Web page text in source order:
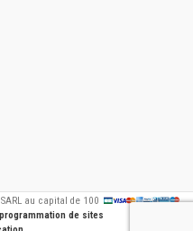
au capital de 100
de sites